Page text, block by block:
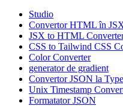
Studio
Convertor HTML în
JSX to HTML
CSS to Tailwind CSS
Color Converter
generator de gradient
Convertor JSON la
Unix Timestamp
Formatator JSON